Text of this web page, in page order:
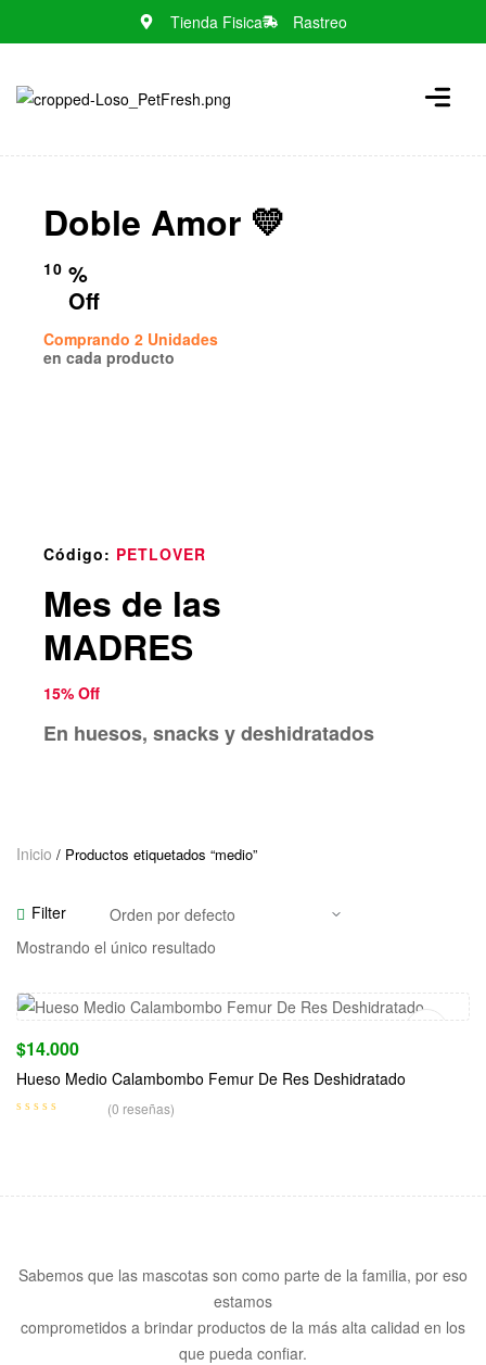
Tienda Fisica Rastreo
10 %
Off
Doble Amor 💛
Comprando 2 Unidades
en cada producto
Código: PETLOVER
Mes de las
MADRES
15% Off
En huesos, snacks y deshidratados
Inicio / Productos etiquetados “medio”
Filter
Mostrando el único resultado
$14.000
Hueso Medio Calambombo Femur De Res Deshidratado
(0 reseñas)
Sabemos que las mascotas son como parte de la familia, por eso
estamos
comprometidos a brindar productos de la más alta calidad en los
que pueda confiar.
e